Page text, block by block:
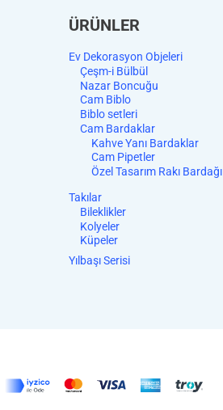
ÜRÜNLER
Ev Dekorasyon Objeleri
Çeşm-i Bülbül
Nazar Boncuğu
Cam Biblo
Biblo setleri
Cam Bardaklar
Kahve Yanı Bardaklar
Cam Pipetler
Özel Tasarım Rakı Bardağı
Takılar
Bileklikler
Kolyeler
Küpeler
Yılbaşı Serisi